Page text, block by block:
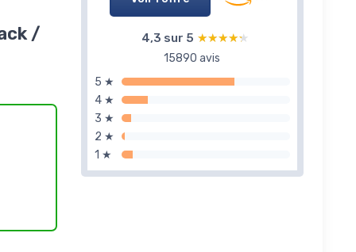
4,3 sur 5 ★★★★★
★★★★★
15890 avis
5 ★
4 ★
3 ★
2 ★
1 ★
/